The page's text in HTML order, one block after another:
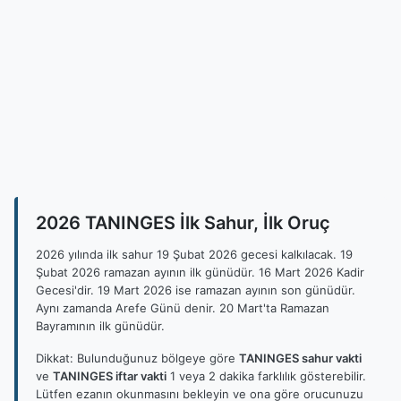
2026 TANINGES İlk Sahur, İlk Oruç
2026 yılında ilk sahur 19 Şubat 2026 gecesi kalkılacak. 19
Şubat 2026 ramazan ayının ilk günüdür. 16 Mart 2026 Kadir
Gecesi'dir. 19 Mart 2026 ise ramazan ayının son günüdür.
Aynı zamanda Arefe Günü denir. 20 Mart'ta Ramazan
Bayramının ilk günüdür.
Dikkat: Bulunduğunuz bölgeye göre TANINGES sahur vakti
ve TANINGES iftar vakti 1 veya 2 dakika farklılık gösterebilir.
Lütfen ezanın okunmasını bekleyin ve ona göre orucunuzu